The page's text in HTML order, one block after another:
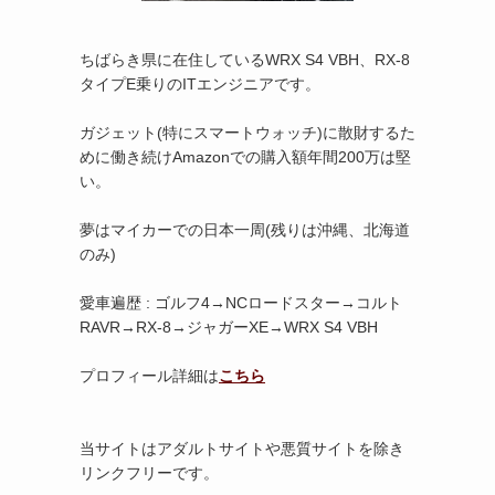
ちばらき県に在住しているWRX S4 VBH、RX-8
タイプE乗りのITエンジニアです。
ガジェット(特にスマートウォッチ)に散財するた
めに働き続けAmazonでの購入額年間200万は堅
い。
夢はマイカーでの日本一周(残りは沖縄、北海道
のみ)
愛車遍歴 : ゴルフ4→NCロードスター→コルト
RAVR→RX-8→ジャガーXE→WRX S4 VBH
プロフィール詳細はこちら
当サイトはアダルトサイトや悪質サイトを除き
リンクフリーです。